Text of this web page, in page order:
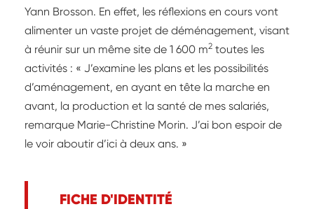
Yann Brosson. En effet, les réflexions en cours vont
alimenter un vaste projet de déménagement, visant
à réunir sur un même site de 1 600 m2 toutes les
activités : « J’examine les plans et les possibilités
d’aménagement, en ayant en tête la marche en
avant, la production et la santé de mes salariés,
remarque Marie-Christine Morin. J’ai bon espoir de
le voir aboutir d’ici à deux ans. »
FICHE D'IDENTITÉ